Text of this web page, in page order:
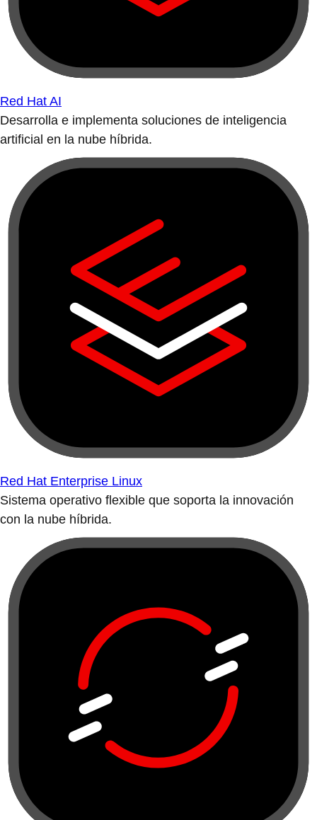
Red Hat AI
Desarrolla e implementa soluciones de inteligencia
artificial en la nube híbrida.
Red Hat Enterprise Linux
Sistema operativo flexible que soporta la innovación
con la nube híbrida.